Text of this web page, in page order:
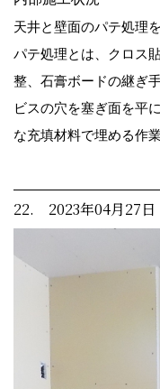
天井と壁面のパテ処理
パテ処理とは、クロス
整、石膏ボードの継ぎ
ビスの穴を塞ぎ面を平
な充填材料で埋める作
22. 2023年04月27日